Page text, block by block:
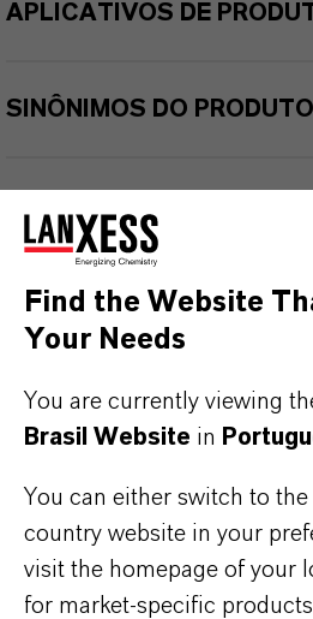
APLICATIVOS DE
SINÔNIMOS DO PRODUTO
Find the Website
Your Needs
You are currently viewing
Brasil Website in
You can either switch to
country website in your
visit the homepage of your
for market-specific